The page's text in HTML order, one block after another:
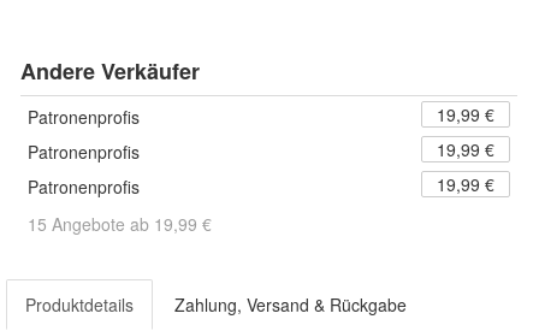
Andere Verkäufer
Patronenprofis
19,99 €
Patronenprofis
19,99 €
Patronenprofis
19,99 €
15 Angebote ab 19,99 €
Produktdetails Zahlung, Versand & Rückgabe